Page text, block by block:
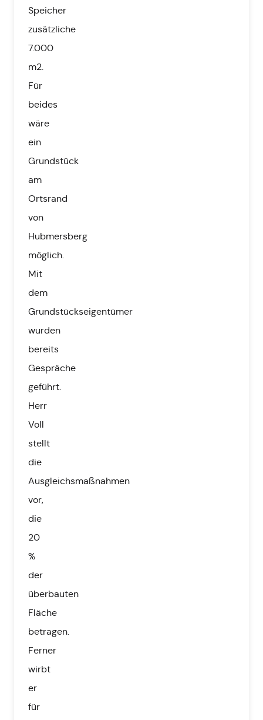
Speicher
zusätzliche
7.000
m2.
Für
beides
wäre
ein
Grundstück
am
Ortsrand
von
Hubmersberg
möglich.
Mit
dem
Grundstückseigentümer
wurden
bereits
Gespräche
geführt.
Herr
Voll
stellt
die
Ausgleichsmaßnahmen
vor,
die
20
%
der
überbauten
Fläche
betragen.
Ferner
wirbt
er
für